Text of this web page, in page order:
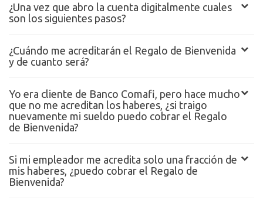
¿Una vez que abro la cuenta digitalmente cuales
son los siguientes pasos?
¿Cuándo me acreditarán el Regalo de Bienvenida
y de cuanto será?
Yo era cliente de Banco Comafi, pero hace mucho
que no me acreditan los haberes, ¿si traigo
nuevamente mi sueldo puedo cobrar el Regalo
de Bienvenida?
Si mi empleador me acredita solo una fracción de
mis haberes, ¿puedo cobrar el Regalo de
Bienvenida?